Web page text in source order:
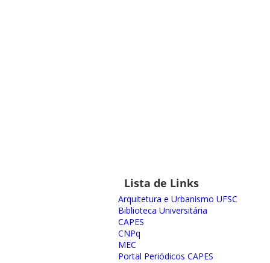
Lista de Links
Arquitetura e Urbanismo UFSC
Biblioteca Universitária
CAPES
CNPq
MEC
Portal Periódicos CAPES